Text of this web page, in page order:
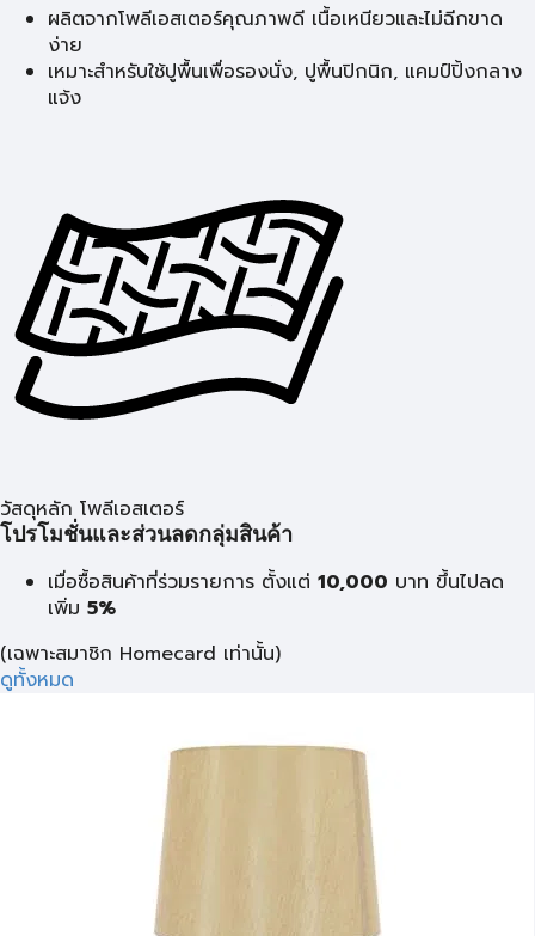
ผลิตจากโพลีเอสเตอร์คุณภาพดี เนื้อเหนียวและไม่ฉีกขาด
ง่าย
เหมาะสำหรับใช้ปูพื้นเพื่อรองนั่ง, ปูพื้นปิกนิก, แคมป์ปิ้งกลาง
แจ้ง
วัสดุหลัก โพลีเอสเตอร์
โปรโมชั่นและส่วนลดกลุ่มสินค้า
เมื่อซื้อสินค้าที่ร่วมรายการ ตั้งแต่ 10,000 บาท ขึ้นไปลด
เพิ่ม 5%
(เฉพาะสมาชิก Homecard เท่านั้น)
ดูทั้งหมด